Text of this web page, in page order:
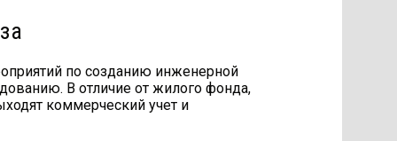
по созданию инженерной
В отличие от жилого фонда,
коммерческий учет и